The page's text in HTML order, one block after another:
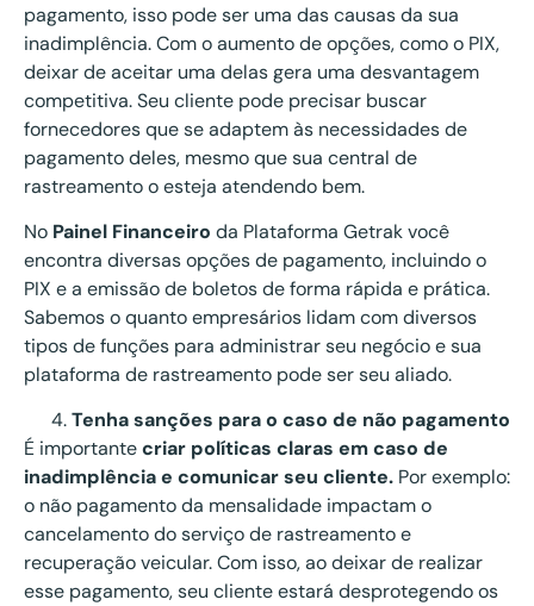
pagamento, isso pode ser uma das causas da sua
inadimplência. Com o aumento de opções, como o PIX,
deixar de aceitar uma delas gera uma desvantagem
competitiva. Seu cliente pode precisar buscar
fornecedores que se adaptem às necessidades de
pagamento deles, mesmo que sua central de
rastreamento o esteja atendendo bem.
No Painel Financeiro da Plataforma Getrak você
encontra diversas opções de pagamento, incluindo o
PIX e a emissão de boletos de forma rápida e prática.
Sabemos o quanto empresários lidam com diversos
tipos de funções para administrar seu negócio e sua
plataforma de rastreamento pode ser seu aliado.
Tenha sanções para o caso de não pagamento
É importantecriar políticas claras em caso de
inadimplência e comunicar seu cliente. Por exemplo:
o não pagamento da mensalidade impactam o
cancelamento do serviço de rastreamento e
recuperação veicular. Com isso, ao deixar de realizar
esse pagamento, seu cliente estará desprotegendo os